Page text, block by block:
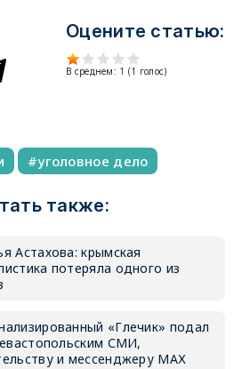
Оцените статью:
В среднем: 1 (1 голос)
уголовное дело
также:
Астахова: крымская
потеряла одного из
«Глечик» подал
СМИ,
и мессенджеру МАХ